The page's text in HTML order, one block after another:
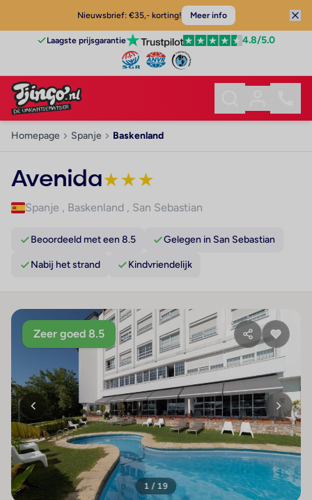
Nieuwsbrief: €35,- korting! Meer info
Laagste prijsgarantie 4.8/5.0
Homepage Spanje Baskenland
Avenida★★★
Spanje , Baskenland , San Sebastian
Beoordeeld met een 8.5 Gelegen in San Sebastian
Nabij het strand Kindvriendelijk
Zeer goed 8.5
1 / 19